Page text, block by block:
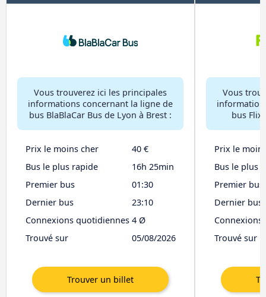
Vous trouverez ici les principales
informations concernant la ligne de
bus BlaBlaCar Bus de Lyon à Brest :
Prix le moins cher
40 €
Bus le plus rapide
16h 25min
Premier bus
01:30
Dernier bus
23:10
Connexions quotidiennes 4 Ø
Trouvé sur
05/08/2026
Vous
bus
Prix le
Bus le plus
Premier bus
Dernier bus
Trouvé sur